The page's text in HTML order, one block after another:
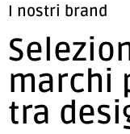
I nostri brand
marchi
tra